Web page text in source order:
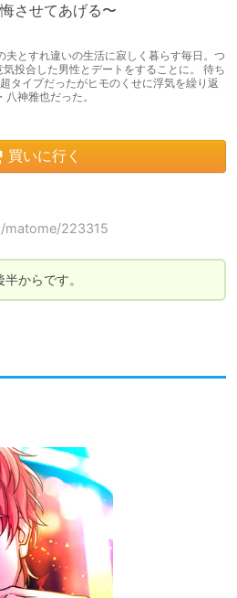
させてあげる〜
とすれ違いの生活に寂しく暮らす毎日。つ
投合した男性とデートをすることに。 待ち
タイプだったがヒモのくせに浮気を繰り返
神雅也だった。
買いに行く
matome/223315
からです。